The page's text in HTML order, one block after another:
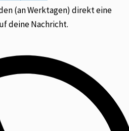
(an Werktagen) direkt eine
deine Nachricht.